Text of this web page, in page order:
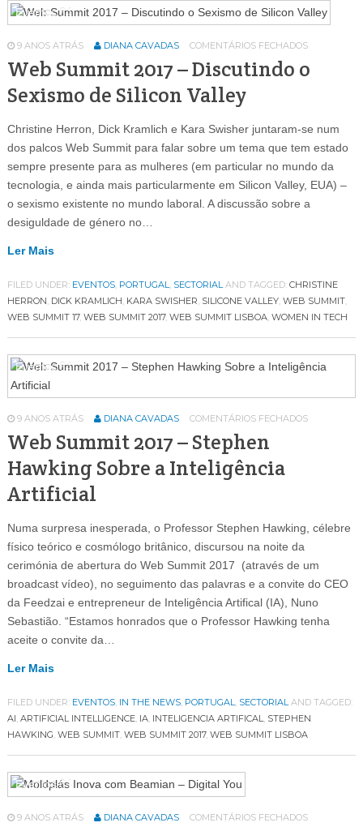
Eventos64
9 ANOS ATRÁS DIANA CAVADAS COMENTÁRIOS FECHADOS
Web Summit 2017 – Discutindo o
Sexismo de Silicon Valley
Christine Herron, Dick Kramlich e Kara Swisher juntaram-se num
dos palcos Web Summit para falar sobre um tema que tem estado
sempre presente para as mulheres (em particular no mundo da
tecnologia, e ainda mais particularmente em Silicon Valley, EUA) –
o sexismo existente no mundo laboral. A discussão sobre a
desiguldade de género no…
Ler Mais
FILED UNDER: EVENTOS, PORTUGAL, SECTORIAL AND TAGGED: CHRISTINE
HERRON, DICK KRAMLICH, KARA SWISHER, SILICONE VALLEY, WEB SUMMIT,
WEB SUMMIT 17, WEB SUMMIT 2017, WEB SUMMIT LISBOA, WOMEN IN TECH
Eventos64
9 ANOS ATRÁS DIANA CAVADAS COMENTÁRIOS FECHADOS
Web Summit 2017 – Stephen
Hawking Sobre a Inteligência
Artificial
Numa surpresa inesperada, o Professor Stephen Hawking, célebre
físico teórico e cosmólogo britânico, discursou na noite da
cerimónia de abertura do Web Summit 2017 (através de um
broadcast vídeo), no seguimento das palavras e a convite do CEO
da Feedzai e entrepreneur de Inteligência Artifical (IA), Nuno
Sebastião. “Estamos honrados que o Professor Hawking tenha
aceite o convite da…
Ler Mais
FILED UNDER: EVENTOS, IN THE NEWS, PORTUGAL, SECTORIAL AND TAGGED:
AI, ARTIFICIAL INTELLIGENCE, IA, INTELIGENCIA ARTIFICAL, STEPHEN
HAWKING, WEB SUMMIT, WEB SUMMIT 2017, WEB SUMMIT LISBOA
Eventos64
9 ANOS ATRÁS DIANA CAVADAS COMENTÁRIOS FECHADOS